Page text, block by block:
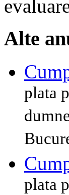
Alte
plata
plata